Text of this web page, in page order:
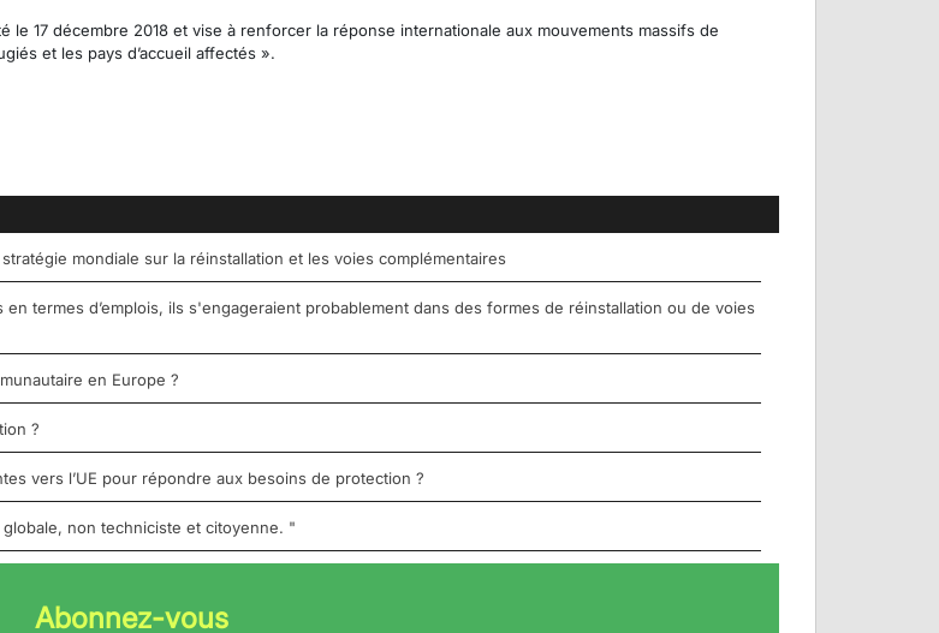
17 décembre 2018 et vise à renforcer la réponse internationale aux mouvements massifs de
et les pays d’accueil affectés ».
mondiale sur la réinstallation et les voies complémentaires
termes d’emplois, ils s'engageraient probablement dans des formes de réinstallation ou de voies
en Europe ?
?
vers l’UE pour répondre aux besoins de protection ?
non techniciste et citoyenne. "
Abonnez-vous